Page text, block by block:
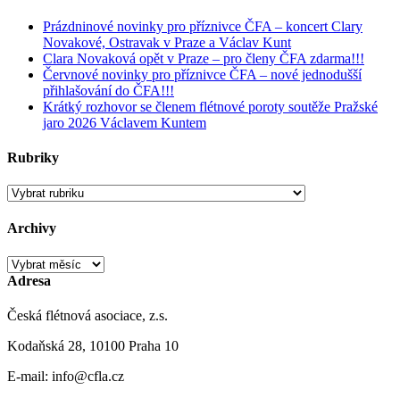
Prázdninové novinky pro příznivce ČFA – koncert Clary
Novakové, Ostravak v Praze a Václav Kunt
Clara Novaková opět v Praze – pro členy ČFA zdarma!!!
Červnové novinky pro příznivce ČFA – nové jednodušší
přihlašování do ČFA!!!
Krátký rozhovor se členem flétnové poroty soutěže Pražské
jaro 2026 Václavem Kuntem
Rubriky
Rubriky
Archivy
Archivy
Adresa
Česká flétnová asociace, z.s.
Kodaňská 28, 10100 Praha 10
E-mail: info@cfla.cz